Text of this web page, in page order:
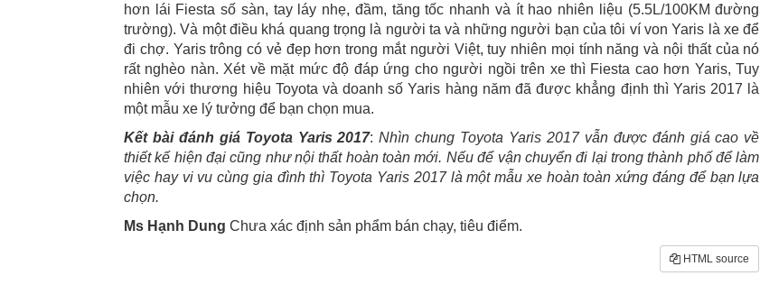
hơn lái Fiesta số sàn, tay láy nhẹ, đầm, tăng tốc nhanh và ít hao nhiên liệu (5.5L/100KM đường
trường). Và một điều khá quang trọng là người ta và những người bạn của tôi ví von Yaris là xe để
đi chợ. Yaris trông có vẻ đẹp hơn trong mắt người Việt, tuy nhiên mọi tính năng và nội thất của nó
rất nghèo nàn. Xét về mặt mức độ đáp ứng cho người ngồi trên xe thì Fiesta cao hơn Yaris, Tuy
nhiên với thương hiệu Toyota và doanh số Yaris hàng năm đã được khẳng định thì Yaris 2017 là
một mẫu xe lý tưởng để bạn chọn mua.
Kết bài đánh giá Toyota Yaris 2017:Nhìn chung Toyota Yaris 2017 vẫn được đánh giá cao về
thiết kế hiện đại cũng như nội thất hoàn toàn mới. Nếu để vận chuyển đi lại trong thành phố để làm
việc hay vi vu cùng gia đình thì Toyota Yaris 2017 là một mẫu xe hoàn toàn xứng đáng để bạn lựa
chọn.
Ms Hạnh Dung Chưa xác định sản phẩm bán chạy, tiêu điểm.
HTML source